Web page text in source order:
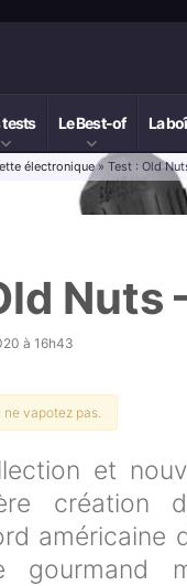
tests Le Best-of La
électronique» Test : Old
Nuts
à 16h43
ne vapotez pas.
et
création
américaine
gourmand